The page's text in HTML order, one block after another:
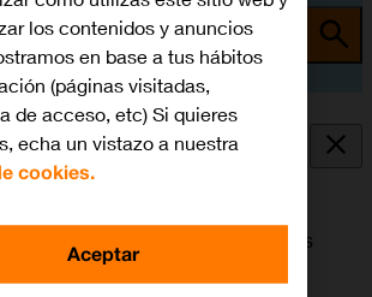
o tema
y la hora
fecha y la hora del móvil estén
de lo contrario algunas de las
no funcionarán.
los contenidos y anuncios
en base a tus hábitos
(páginas visitadas,
de acceso, etc) Si quieres
echa un vistazo a nuestra
cookies.
Aceptar